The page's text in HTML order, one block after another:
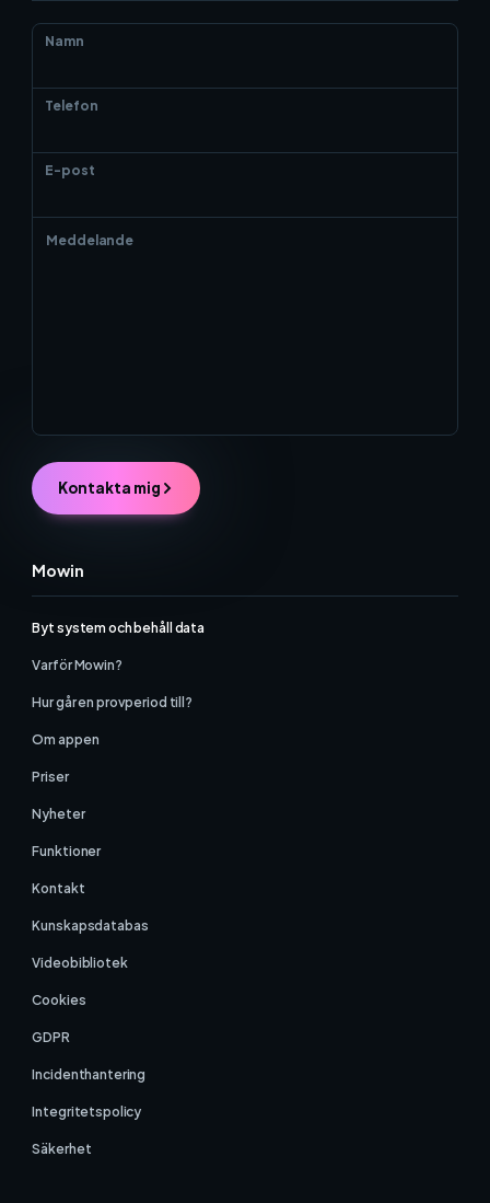
Mowin
Byt system och behåll data
Varför Mowin?
Hur går en provperiod till?
Om appen
Priser
Nyheter
Funktioner
Kontakt
Kunskapsdatabas
Videobibliotek
Cookies
GDPR
Incidenthantering
Integritetspolicy
Säkerhet
Namn
Telefon
E-post
Kontakta mig